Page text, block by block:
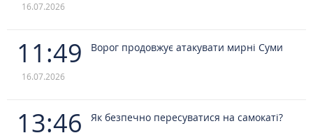
16.07.2026
11:49
16.07.2026
Ворог продовжує атакувати мирні Суми
13:46 Як безпечно пересуватися на самокаті?